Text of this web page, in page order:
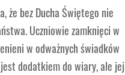
że bez Ducha Świętego nie
Uczniowie zamknięci w
w odważnych świadków
dodatkiem do wiary, ale jej